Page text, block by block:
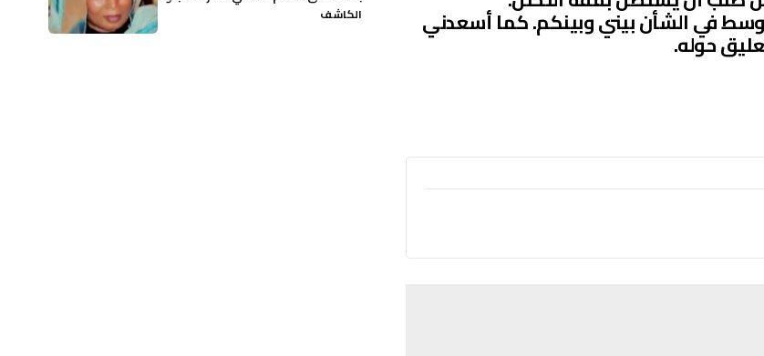
في الشأن بيني وبينكم. كما أسعدني
حوله.
الكاشف